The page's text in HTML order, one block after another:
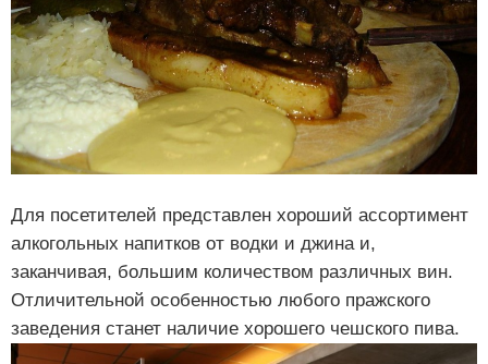
Для посетителей представлен хороший ассортимент
алкогольных напитков от водки и джина и,
заканчивая, большим количеством различных вин.
Отличительной особенностью любого пражского
заведения станет наличие хорошего чешского пива.